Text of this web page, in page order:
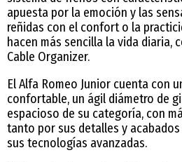
apuesta por la emoción y las
reñidas con el confort o la
hacen más sencilla la vida diaria,
Cable Organizer.
El Alfa Romeo Junior cuenta con
confortable, un ágil diámetro de
espacioso de su categoría, con
tanto por sus detalles y
sus tecnologías avanzadas.